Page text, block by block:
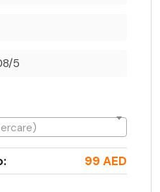
5
99 AED